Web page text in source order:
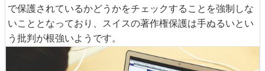
で保護されているかどうかをチェックすることを強制しな
いこととなっており、スイスの著作権保護は手ぬるいとい
う批判が根強いようです。